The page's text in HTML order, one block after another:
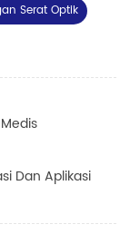
Serat Optik
Dan Aplikasi